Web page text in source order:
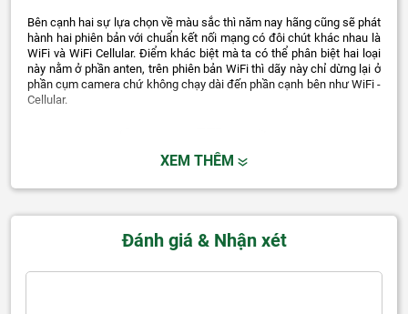
Bên cạnh hai sự lựa chọn về màu sắc thì năm nay hãng cũng sẽ phát
hành hai phiên bản với chuẩn kết nối mạng có đôi chút khác nhau là
WiFi và WiFi Cellular. Điểm khác biệt mà ta có thể phân biệt hai loại
này nằm ở phần anten, trên phiên bản WiFi thì dãy này chỉ dừng lại ở
phần cụm camera chứ không chạy dài đến phần cạnh bên như WiFi -
Cellular.
XEM THÊM
Đánh giá & Nhận xét